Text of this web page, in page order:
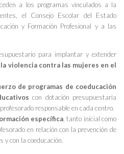
a los programas vinculados a la
el Consejo Escolar del Estado
y Formación Profesional y a las
para implantar y extender
violencia contra las mujeres en el
de programas de coeducación
con dotación presupuestaria
responsable en cada centro.
específica, tanto inicial como
en relación con la prevención de
y con la coeducación.